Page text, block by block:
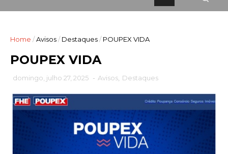
Home /Avisos/ Destaques/ POUPEX VIDA
POUPEX VIDA
domingo, julho 27, 2025 - Avisos Destaques